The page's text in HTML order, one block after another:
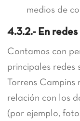
medios de
4.3.2.- En redes
Contamos con
principales redes
Torrens
relación con los
(por ejemplo,